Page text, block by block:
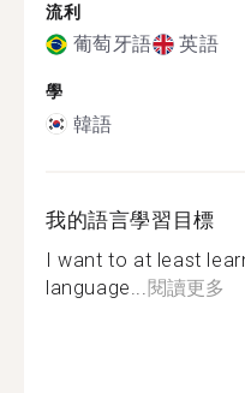
流利
葡萄牙語 英語
學
韓語
我的語言學習目標
I want to at least
language... 閱讀更多